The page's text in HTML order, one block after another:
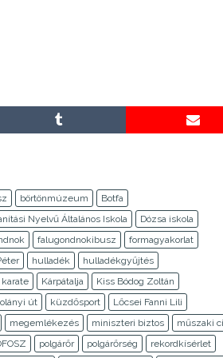
börtönmúzeum
Botfa
Nyelvű Általános Iskola
Dózsa iskola
falugondnokibusz
formagyakorlat
hulladék
hulladékgyűjtés
karate Kárpátalja
Kiss Bódog Zoltán
út küzdősport
Lőcsei Fanni Lili
megemlékezés miniszteri biztos
műszaki
polgárőr polgárőrség rekordkísérlet